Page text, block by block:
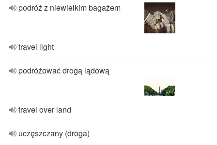
podróż z niewielkim bagażem
travel light
podróżować drogą lądową
travel over land
uczęszczany (droga)